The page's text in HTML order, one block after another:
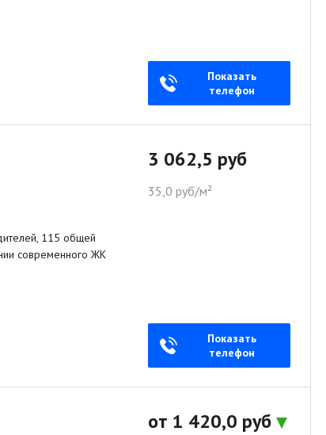
Показать
телефон
115 общей
современного ЖК
3 062,5 руб
35,0 руб/м²
Показать
телефон
от 1 420,0 руб